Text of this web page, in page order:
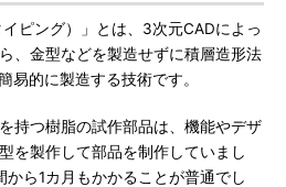
ピング）」とは、3次元CADによっ
、金型などを製造せずに積層造形法
易的に製造する技術です。
持つ樹脂の試作部品は、機能やデザ
を製作して部品を制作していまし
ら1カ月もかかることが普通でし